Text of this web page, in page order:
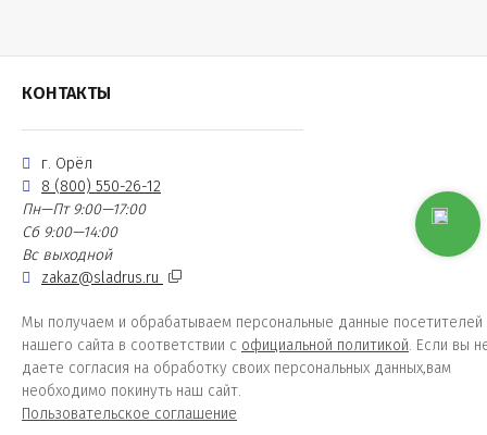
КОНТАКТЫ
г. Орёл
8 (800) 550-26-12
Пн—Пт 9:00—17:00
Сб 9:00—14:00
Вс выходной
zakaz@sladrus.ru
Мы получаем и обрабатываем персональные данные посетителей
нашего сайта в соответствии с официальной политикой. Если вы
даете согласия на обработку своих персональных данных,вам
необходимо покинуть наш сайт.
Пользовательское соглашение